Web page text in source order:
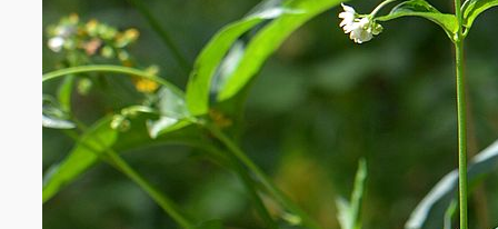
Ластовень ставропольский
Ласточник обыкновенный